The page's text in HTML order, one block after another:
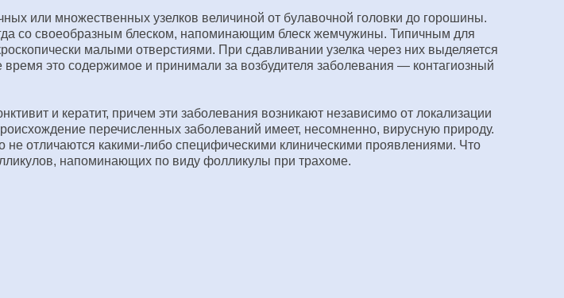
или множественных узелков величиной от булавочной головки до горошины.
со своеобразным блеском, напоминающим блеск жемчужины. Типичным для
малыми отверстиями. При сдавливании узелка через них выделяется
это содержимое и принимали за возбудителя заболевания — контагиозный
и кератит, причем эти заболевания возникают независимо от локализации
перечисленных заболеваний имеет, несомненно, вирусную природу.
отличаются какими-либо специфическими клиническими проявлениями. Что
напоминающих по виду фолликулы при трахоме.